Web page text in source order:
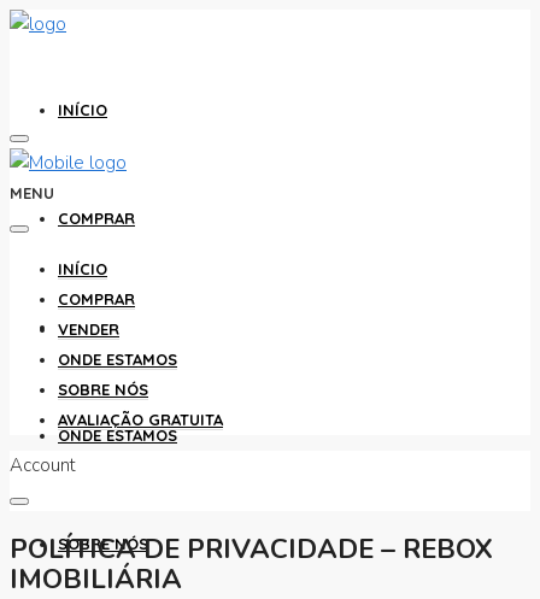
INÍCIO
COMPRAR
VENDER
ONDE ESTAMOS
SOBRE NÓS
MENU
INÍCIO
COMPRAR
VENDER
ONDE ESTAMOS
SOBRE NÓS
AVALIAÇÃO GRATUITA
Account
POLÍTICA DE PRIVACIDADE – REBOX
IMOBILIÁRIA